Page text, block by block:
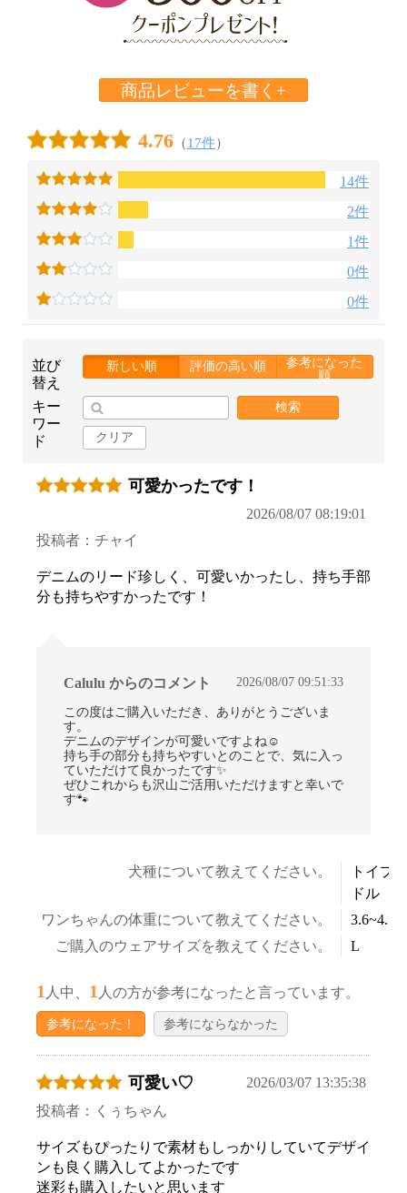
商品レビューを書く+
4.76 （17件）
14件
2件
1件
0件
0件
並び
替え
新しい順 評価の高い順
参考になった
順
キー
ワー
ド
検索
クリア
可愛かったです！
2026/08/07 08:19:01
投稿者：チャイ
デニムのリード珍しく、可愛いかったし、持ち手部
分も持ちやすかったです！
Calulu からのコメント 2026/08/07 09:51:33
この度はご購入いただき、ありがとうございま
す。
デニムのデザインが可愛いですよね☺
持ち手の部分も持ちやすいとのことで、気に入っ
ていただけて良かったです✨
ぜひこれからも沢山ご活用いただけますと幸いで
す🐾
犬種について教えてください。
トイプ
ドル
ワンちゃんの体重について教えてください。
ご購入のウェアサイズを教えてください。
L
1 人中、 1 人の方が参考になったと言っています。
参考になった！ 参考にならなかった
可愛い♡
2026/03/07 13:35:38
投稿者：くぅちゃん
サイズもぴったりで素材もしっかりしていてデザイ
ンも良く購入してよかったです
迷彩も購入したいと思います